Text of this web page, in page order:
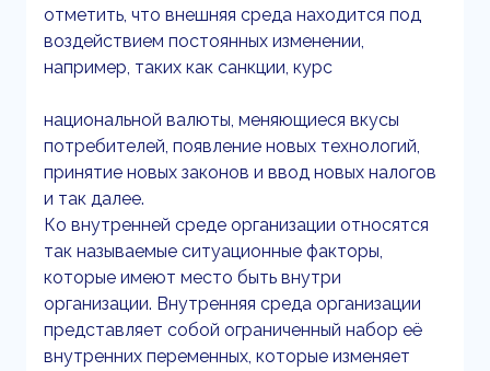
отметить, что внешняя среда находится под
воздействием постоянных изменении,
например, таких как санкции, курс
национальной валюты, меняющиеся вкусы
потребителей, появление новых технологий,
принятие новых законов и ввод новых налогов
и так далее.
Ко внутренней среде организации относятся
так называемые ситуационные факторы,
которые имеют место быть внутри
организации. Внутренняя среда организации
представляет собой ограниченный набор её
внутренних переменных, которые изменяет